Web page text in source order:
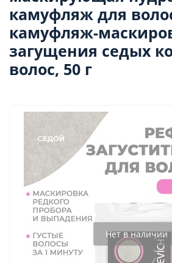
камуфляж для
камуфляж-
загущения седых
волос, 50 г
Нет в наличии